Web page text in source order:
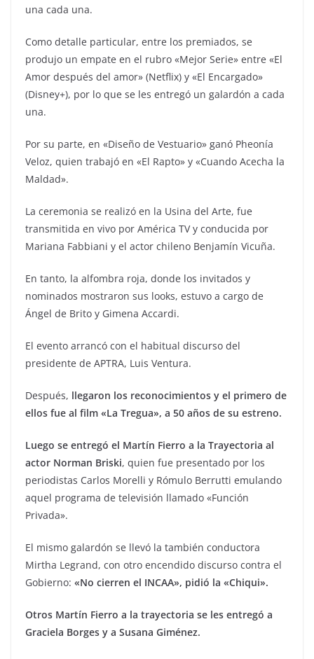
una cada una.
Como detalle particular, entre los premiados, se
produjo un empate en el rubro «Mejor Serie» entre «El
Amor después del amor» (Netflix) y «El Encargado»
(Disney+), por lo que se les entregó un galardón a cada
una.
Por su parte, en «Diseño de Vestuario» ganó Pheonía
Veloz, quien trabajó en «El Rapto» y «Cuando Acecha la
Maldad».
La ceremonia se realizó en la Usina del Arte, fue
transmitida en vivo por América TV y conducida por
Mariana Fabbiani y el actor chileno Benjamín Vicuña.
En tanto, la alfombra roja, donde los invitados y
nominados mostraron sus looks, estuvo a cargo de
Ángel de Brito y Gimena Accardi.
El evento arrancó con el habitual discurso del
presidente de APTRA, Luis Ventura.
Después, llegaron los reconocimientos y el primero de
ellos fue al film «La Tregua», a 50 años de su estreno.
Luego se entregó el Martín Fierro a la Trayectoria al
actor Norman Briski, quien fue presentado por los
periodistas Carlos Morelli y Rómulo Berrutti emulando
aquel programa de televisión llamado «Función
Privada».
El mismo galardón se llevó la también conductora
Mirtha Legrand, con otro encendido discurso contra el
Gobierno: «No cierren el INCAA», pidió la «Chiqui».
Otros Martín Fierro a la trayectoria se les entregó a
Graciela Borges y a Susana Giménez.